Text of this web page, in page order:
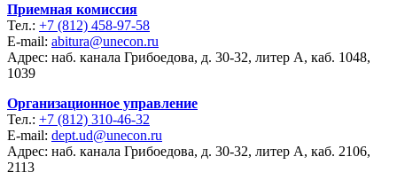
Приемная комиссия
Тел.: +7 (812) 458-97-58
E-mail: abitura@unecon.ru
Адрес: наб. канала Грибоедова, д. 30-32, литер А, каб. 1048,
1039
Организационное управление
Тел.: +7 (812) 310-46-32
E-mail: dept.ud@unecon.ru
Адрес: наб. канала Грибоедова, д. 30-32, литер А, каб. 2106,
2113